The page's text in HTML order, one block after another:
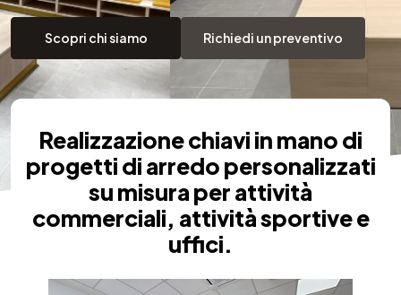
Scopri chi siamo Richiedi un preventivo
Realizzazione chiavi in mano di
progetti di arredo personalizzati
su misura per attività
commerciali, attività sportive e
uffici.